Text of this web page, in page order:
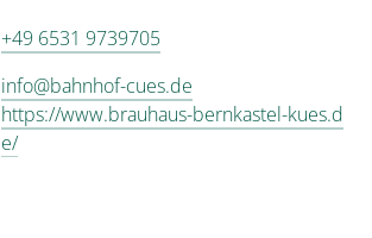
+49 6531 9739705
info@bahnhof-cues.de
https://www.brauhaus-bernkastel-kues.d
e/